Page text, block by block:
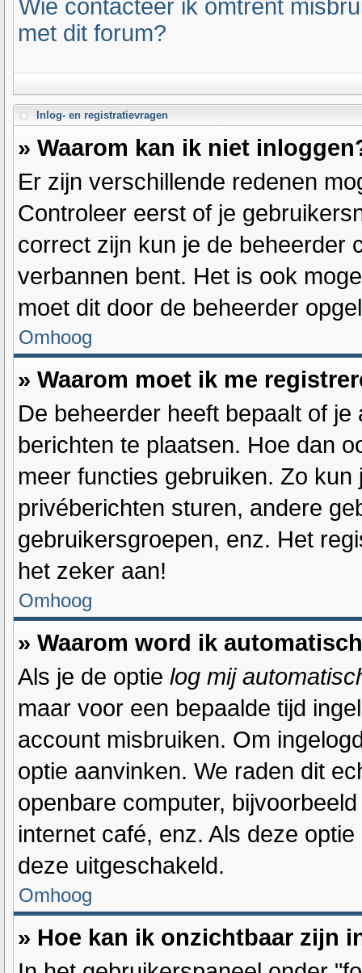
Wie contacteer ik omtrent
met dit forum?
Inlog- en registratievragen
» Waarom kan ik niet
Er zijn verschillende redenen
Controleer eerst of je
correct zijn kun je de beheerder
verbannen bent. Het is ook
moet dit door de beheerder
Omhoog
» Waarom moet ik me
De beheerder heeft bepaalt of
berichten te plaatsen. Hoe dan
meer functies gebruiken. Zo
privéberichten sturen, andere
gebruikersgroepen, enz. Het
het zeker aan!
Omhoog
» Waarom word ik
Als je de optie log mij
maar voor een bepaalde tijd
account misbruiken. Om
optie aanvinken. We raden dit
openbare computer,
internet café, enz. Als deze
deze uitgeschakeld.
Omhoog
» Hoe kan ik onzichtbaar zijn